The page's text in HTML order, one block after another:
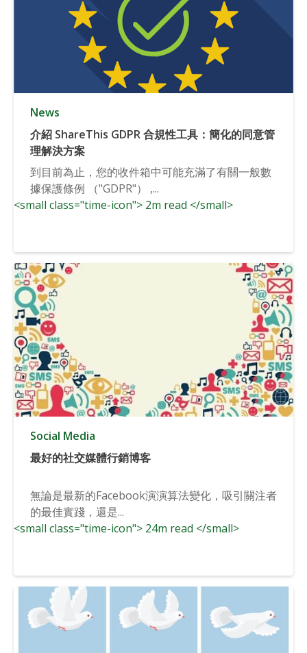
News
介紹 ShareThis GDPR 合規性工具：簡化的同意管
理解決方案
到目前為止，您的收件箱中可能充滿了有關一般數
據保護條例 （"GDPR"） ,...
<small class="time-icon"> 2m read </small>
Social Media
最好的社交媒體行銷博客
無論是最新的Facebook演演算法變化，吸引關注者
的最佳實踐，還是...
<small class="time-icon"> 24m read </small>